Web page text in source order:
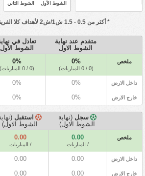
الشوط الأول
الشوط الثاني
* أكثر من 0.5 - 1.5 ش1/ش2 لأهداف كلا الفريقين في المباراة.
متقدم عند نهاية
الشوط الاول
تعادل في
الشوط الأول
ملخص 0%
(0 / 0 المباريات)
0%
(0 / 0 المباريات)
داخل الارض 0%
0%
خارج الارض 0%
0%
سجل (نهاية
الشوط الاول)
استقبل
الشوط الاول)
ملخص 0.00
/ المباريات
0.00
/ المباريات
داخل الارض 0.00
0.00
خارج الارض 0.00
0.00